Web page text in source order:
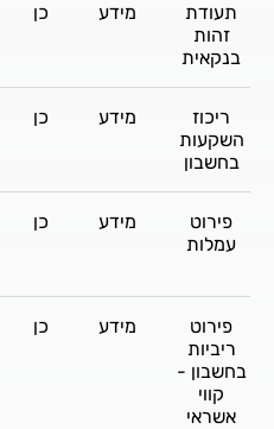
תעודת
זהות
בנקאית
מידע כן
ריכוז
השקעות
בחשבון
מידע כן
פירוט
עמלות
מידע כן
פירוט
ריביות
בחשבון -
קווי
אשראי
מידע כן